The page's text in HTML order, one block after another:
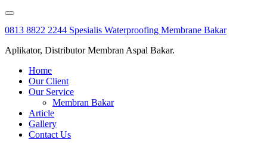
Skip
content
0813 8822 2244 Spesialis Waterproofing Membrane Bakar
Aplikator, Distributor Membran Aspal Bakar.
Home
Our Client
Our Service
Membran Bakar
Article
Gallery
Contact Us